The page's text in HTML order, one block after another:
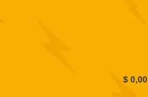
$0,00